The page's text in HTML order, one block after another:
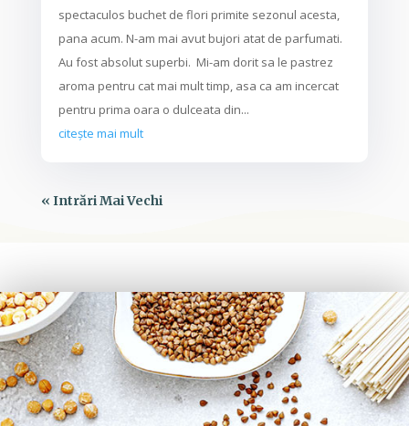
spectaculos buchet de flori primite sezonul acesta,
pana acum. N-am mai avut bujori atat de parfumati.
Au fost absolut superbi. Mi-am dorit sa le pastrez
aroma pentru cat mai mult timp, asa ca am incercat
pentru prima oara o dulceata din...
citește mai mult
« Intrări Mai Vechi